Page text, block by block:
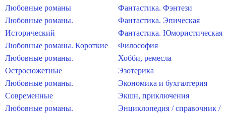
Любовные романы
Любовные романы.
Исторический
Любовные романы. Короткие
Любовные романы.
Остросюжетные
Любовные романы.
Современные
Любовные романы.
Фантастика. Фэнтези
Фантастика. Эпическая
Фантастика. Юмористическая
Философия
Хобби, ремесла
Эзотерика
Экономика и бухгалтерия
Экшн, приключения
Энциклопедия / справочник /